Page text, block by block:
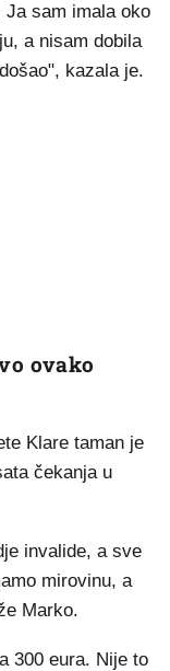
sam imala oko
a nisam dobila
kazala je.
ovako
Klare taman je
čekanja u
invalide, a sve
mirovinu, a
Marko.
300 eura. Nije to